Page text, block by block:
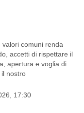
comuni renda
accetti di rispettare il
apertura e voglia di
nostro
17:30